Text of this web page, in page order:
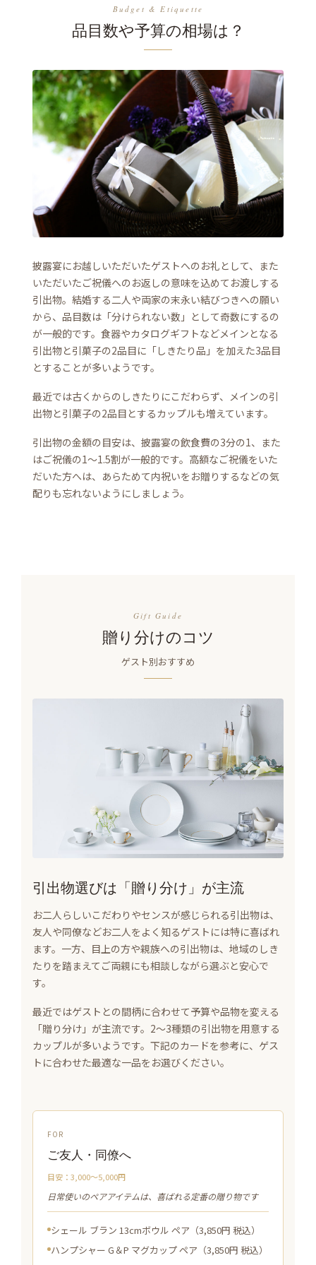
Budget & Etiquette
品目数や予算の相場は？
披露宴にお越しいただいたゲストへのお礼として、また
いただいたご祝儀へのお返しの意味を込めてお渡しする
引出物。結婚する二人や両家の末永い結びつきへの願い
から、品目数は「分けられない数」として奇数にするの
が一般的です。食器やカタログギフトなどメインとなる
引出物と引菓子の2品目に「しきたり品」を加えた3品目
とすることが多いようです。
最近では古くからのしきたりにこだわらず、メインの引
出物と引菓子の2品目とするカップルも増えています。
引出物の金額の目安は、披露宴の飲食費の3分の1、また
はご祝儀の1〜1.5割が一般的です。高額なご祝儀をいた
だいた方へは、あらためて内祝いをお贈りするなどの気
配りも忘れないようにしましょう。
Gift Guide
贈り分けのコツ
ゲスト別おすすめ
引出物選びは「贈り分け」が主流
お二人らしいこだわりやセンスが感じられる引出物は、
友人や同僚などお二人をよく知るゲストには特に喜ばれ
ます。一方、目上の方や親族への引出物は、地域のしき
たりを踏まえてご両親にも相談しながら選ぶと安心で
す。
最近ではゲストとの間柄に合わせて予算や品物を変える
「贈り分け」が主流です。2〜3種類の引出物を用意する
カップルが多いようです。下記のカードを参考に、ゲス
トに合わせた最適な一品をお選びください。
FOR
ご友人・同僚へ
目安：3,000〜5,000円
日常使いのペアアイテムは、喜ばれる定番の贈り物です
シェール ブラン 13cmボウル ペア（3,850円 税込）
ハンプシャー G＆P マグカップ ペア（3,850円 税込）